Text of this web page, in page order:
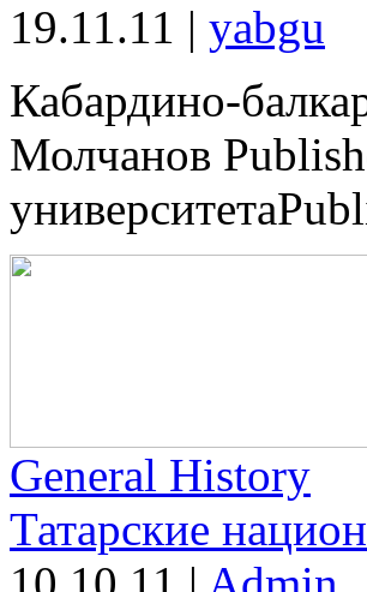
19.11.11 | yabgu
Кабардино-
Молчанов
General History
Татарские